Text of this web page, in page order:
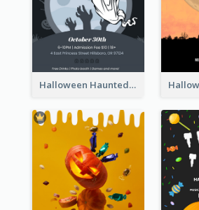
Halloween Haunted House Party Poster